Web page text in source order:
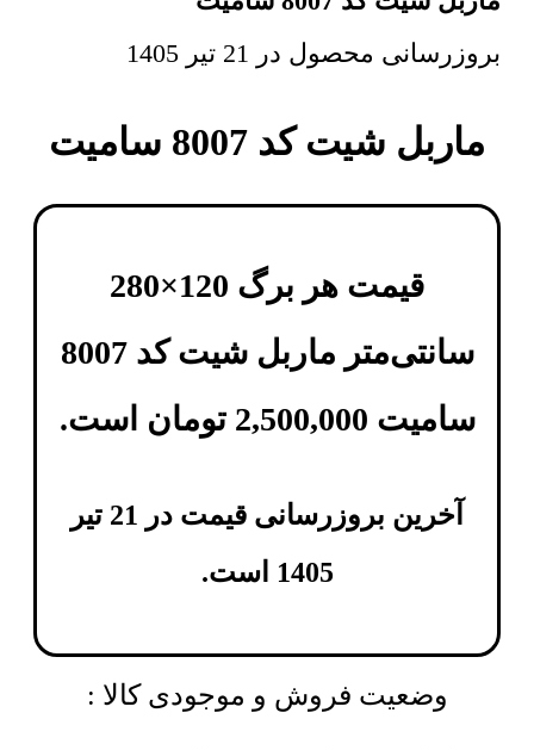
بروزرسانی محصول در 21 تیر 1405
ماربل شیت کد 8007 سامیت
قیمت هر برگ 120×280
سانتی‌متر
ماربل شیت کد 8007
سامیت 2,500,000 تومان است.
آخرین بروزرسانی قیمت در 21 تیر
1405 است.
وضعیت فروش و موجودی کالا :